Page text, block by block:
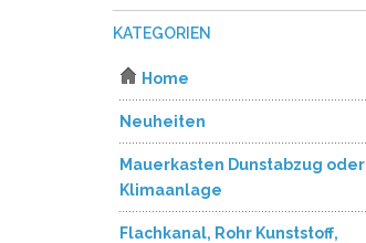
KATEGORIEN
Home
Neuheiten
Mauerkasten Dunstabzug oder
Klimaanlage
Flachkanal, Rohr Kunststoff,